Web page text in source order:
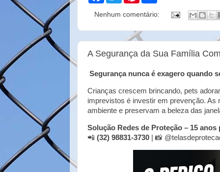
e
o
t
e
t
r
e
t
r
Nenhum comentário:
A Segurança da Sua Família
Segurança nunca é exagero quando
Crianças crescem brincando, pets
imprevistos é investir em prevenção. As
ambiente e preservam a beleza das
Solução Redes de Proteção – 15
📲 (32) 98831-3730 | 📸